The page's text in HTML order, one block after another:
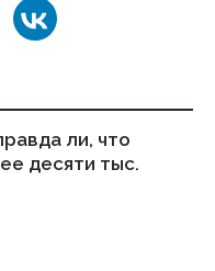
ли, что
десяти тыс.